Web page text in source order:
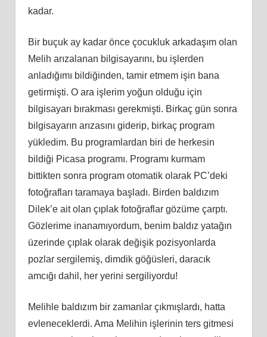
kadar.
Bir buçuk ay kadar önce çocukluk arkadaşım olan
Melih arızalanan bilgisayarını, bu işlerden
anladığımı bildiğinden, tamir etmem işin bana
getirmişti. O ara işlerim yoğun olduğu için
bilgisayarı bırakması gerekmişti. Birkaç gün sonra
bilgisayarın arızasını giderip, birkaç program
yükledim. Bu programlardan biri de herkesin
bildiği Picasa programı. Programı kurmam
bittikten sonra program otomatik olarak PC’deki
fotoğrafları taramaya başladı. Birden baldızım
Dilek’e ait olan çıplak fotoğraflar gözüme çarptı.
Gözlerime inanamıyordum, benim baldız yatağın
üzerinde çıplak olarak değişik pozisyonlarda
pozlar sergilemiş, dimdik göğüsleri, daracık
amcığı dahil, her yerini sergiliyordu!
Melihle baldızım bir zamanlar çıkmışlardı, hatta
evleneceklerdi. Ama Melihin işlerinin ters gitmesi